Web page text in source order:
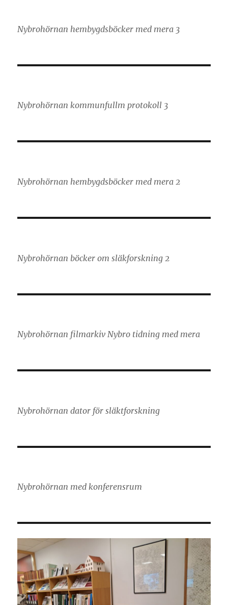
Nybrohörnan hembygdsböcker med mera 3
Nybrohörnan kommunfullm protokoll 3
Nybrohörnan hembygdsböcker med mera 2
Nybrohörnan böcker om släkforskning 2
Nybrohörnan filmarkiv Nybro tidning med mera
Nybrohörnan dator för släktforskning
Nybrohörnan med konferensrum